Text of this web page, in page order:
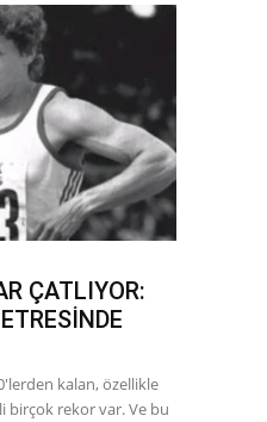
ÇATLIYOR:
kalan, özellikle
birçok rekor var. Ve bu